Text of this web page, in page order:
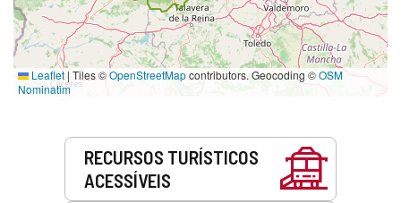
Leaflet |Tiles ©OpenStreetMapcontributors. Geocoding ©OSM
Nominatim
RECURSOS TURÍSTICOS
ACESSÍVEIS